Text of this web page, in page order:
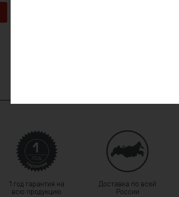
1 год гарантия на
всю продукцию
Доставка по всей
России